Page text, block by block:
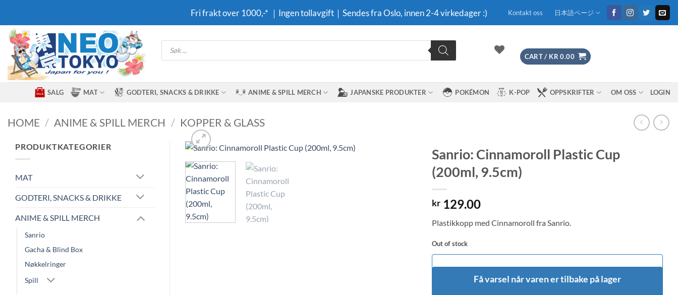
content
Fri frakt over 1000,-* ｜Ingen tollavgift｜Sendes fra Oslo, innen 2-4 virkedager :) Kontakt oss 日本語ページ
Products
search
CART / KR 0.00
SALG MAT GODTERI, SNACKS & DRIKKE ANIME & SPILL MERCH JAPANSKE PRODUKTER POKÉMON K-POP OPPSKRIFTER OM OSS LOGIN
HOME / ANIME & SPILL MERCH / KOPPER & GLASS
PRODUKTKATEGORIER
MAT
GODTERI, SNACKS & DRIKKE
ANIME & SPILL MERCH
Sanrio
Gacha & Blind Box
Nøkkelringer
Spill
Sanrio: Cinnamoroll Plastic Cup
(200ml, 9.5cm)
kr129.00
Plastikkopp med Cinnamoroll fra Sanrio.
Out of stock
Få varsel når varen er tilbake på lager